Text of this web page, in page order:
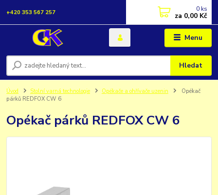
Menu
Hledat
+420 353 567 257 0 ks
za 0,00 Kč
Úvod Stolní varná technologie Opékače a ohřívače uzenin
Opékač
párků REDFOX CW 6
Opékač párků REDFOX CW 6